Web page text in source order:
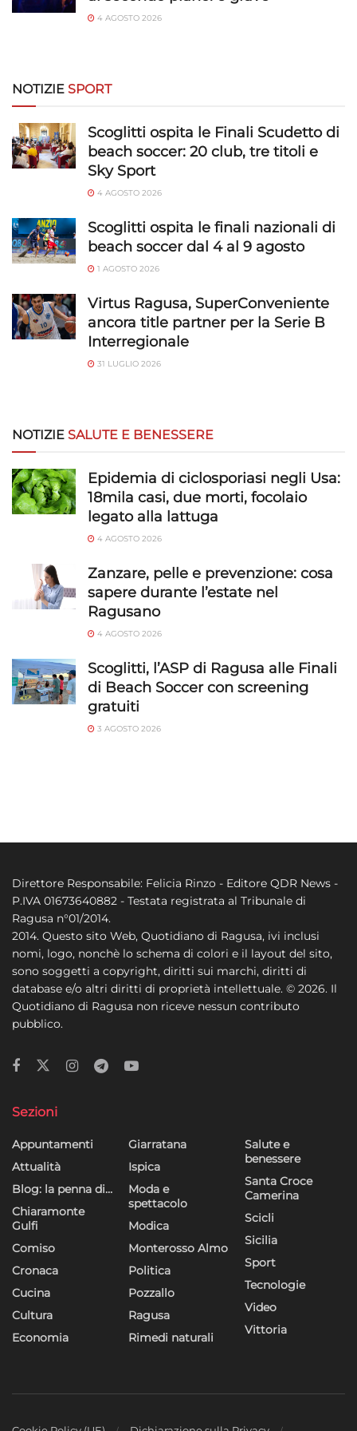
Utilizzare dati di geolocalizzazione precisi,
e presentare pubblicità e contenuto,
Salvare e comunicare le scelte sulla
privacy.
Sempre attivo
4 AGOSTO 2026
NOTIZIE SPORT
Scoglitti ospita le Finali Scudetto di
beach soccer: 20 club, tre titoli e
Sky Sport
4 AGOSTO 2026
Scoglitti ospita le finali nazionali di
beach soccer dal 4 al 9 agosto
1 AGOSTO 2026
Virtus Ragusa, SuperConveniente
ancora title partner per la Serie B
Interregionale
31 LUGLIO 2026
NOTIZIE SALUTE E BENESSERE
Epidemia di ciclosporiasi negli Usa:
18mila casi, due morti, focolaio
legato alla lattuga
4 AGOSTO 2026
Zanzare, pelle e prevenzione: cosa
sapere durante l’estate nel
Ragusano
4 AGOSTO 2026
Scoglitti, l’ASP di Ragusa alle Finali
di Beach Soccer con screening
gratuiti
3 AGOSTO 2026
Direttore Responsabile: Felicia Rinzo - Editore QDR News -
P.IVA 01673640882 - Testata registrata al Tribunale di
Ragusa n°01/2014.
2014. Questo sito Web, Quotidiano di Ragusa, ivi inclusi
nomi, logo, nonchè lo schema di colori e il layout del sito,
sono soggetti a copyright, diritti sui marchi, diritti di
database e/o altri diritti di proprietà intellettuale. © 2026. Il
Quotidiano di Ragusa non riceve nessun contributo
pubblico.
Sezioni
Appuntamenti
Attualità
Blog: la penna di…
Chiaramonte
Gulfi
Comiso
Cronaca
Cucina
Cultura
Economia
Giarratana
Ispica
Moda e
spettacolo
Modica
Monterosso Almo
Politica
Pozzallo
Ragusa
Rimedi naturali
Salute e
benessere
Santa Croce
Camerina
Scicli
Sicilia
Sport
Tecnologie
Video
Vittoria